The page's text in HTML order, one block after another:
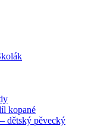
kopané
dětský pěvecký